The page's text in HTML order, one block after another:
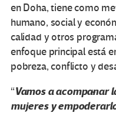
en Doha, tiene como
humano, social y
calidad y otros
enfoque principal está
pobreza, conflicto y
“Vamos a acompañar
mujeres y